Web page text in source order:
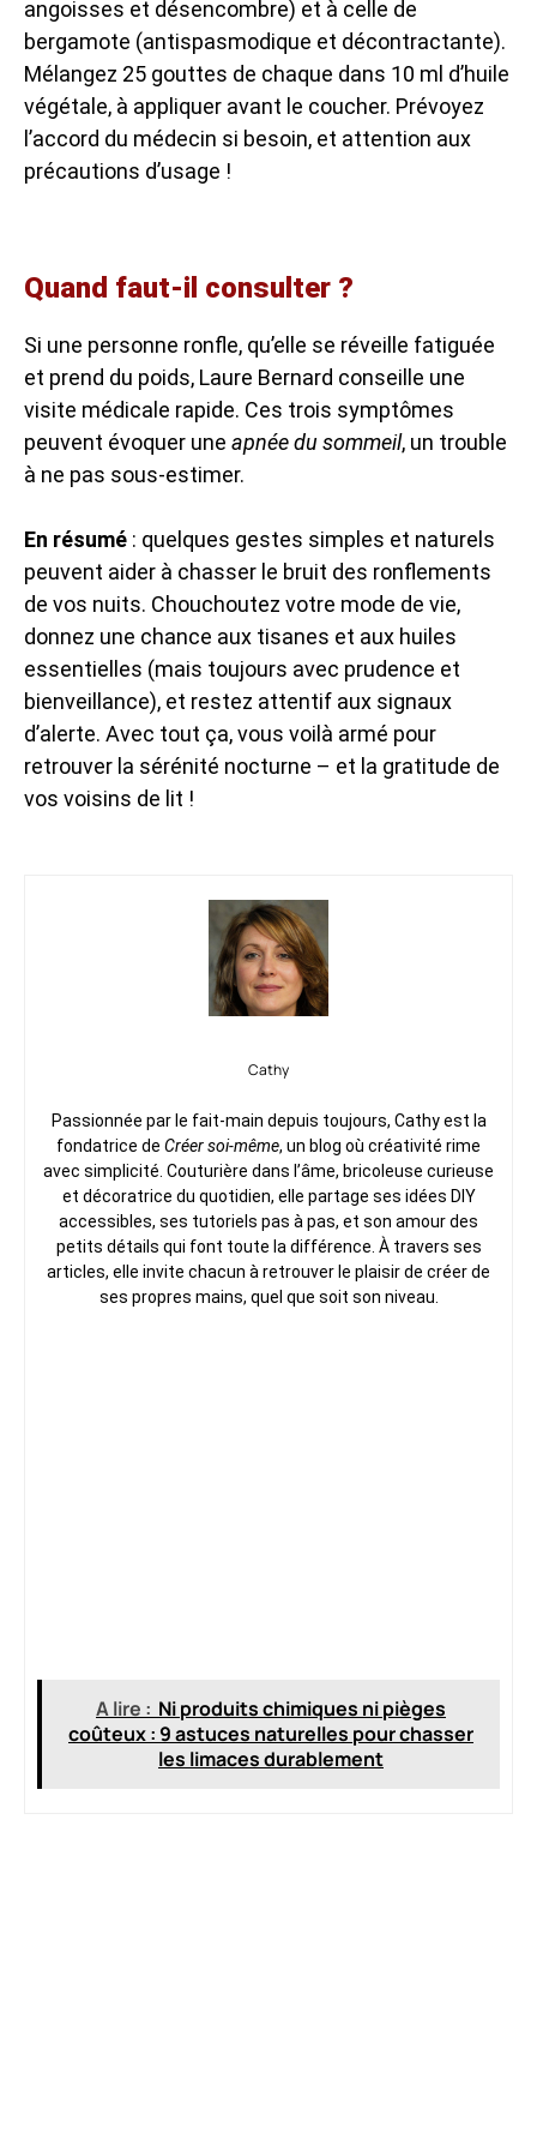
angoisses et désencombre) et à celle de
bergamote (antispasmodique et décontractante).
Mélangez 25 gouttes de chaque dans 10 ml d’huile
végétale, à appliquer avant le coucher. Prévoyez
l’accord du médecin si besoin, et attention aux
précautions d’usage !
Quand faut-il consulter ?
Si une personne ronfle, qu’elle se réveille fatiguée
et prend du poids, Laure Bernard conseille une
visite médicale rapide. Ces trois symptômes
peuvent évoquer une apnée du sommeil, un trouble
à ne pas sous-estimer.
En résumé : quelques gestes simples et naturels
peuvent aider à chasser le bruit des ronflements
de vos nuits. Chouchoutez votre mode de vie,
donnez une chance aux tisanes et aux huiles
essentielles (mais toujours avec prudence et
bienveillance), et restez attentif aux signaux
d’alerte. Avec tout ça, vous voilà armé pour
retrouver la sérénité nocturne – et la gratitude de
vos voisins de lit !
Cathy
Passionnée par le fait-main depuis toujours, Cathy est la
fondatrice de Créer soi-même, un blog où créativité rime
avec simplicité. Couturière dans l’âme, bricoleuse curieuse
et décoratrice du quotidien, elle partage ses idées DIY
accessibles, ses tutoriels pas à pas, et son amour des
petits détails qui font toute la différence. À travers ses
articles, elle invite chacun à retrouver le plaisir de créer de
ses propres mains, quel que soit son niveau.
A lire : Ni produits chimiques ni pièges
coûteux : 9 astuces naturelles pour chasser
les limaces durablement